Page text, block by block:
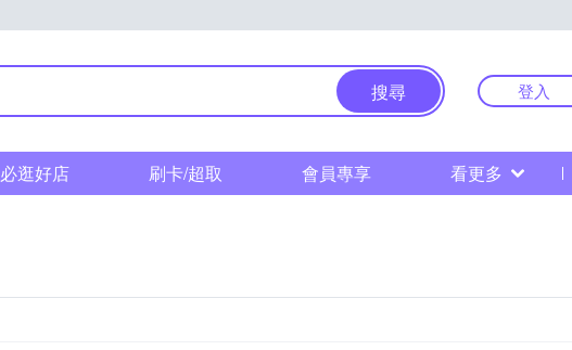
搜尋 登入
必逛好店 刷卡/超取 會員專享 看更多